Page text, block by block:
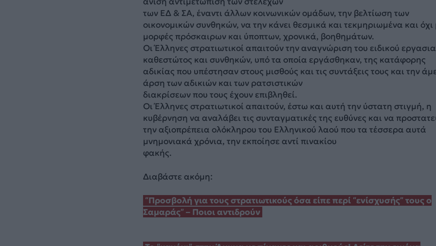
των ΕΔ & ΣΑ, έναντι άλλων κοινωνικών ομάδων, την βελτίωση των
οικονομικών συνθηκών, να την κάνει θεσμικά και τεκμηριωμένα και όχι
μορφές πρόσκαιρων και ύποπτων, χρονικά, βοηθημάτων.
Οι Έλληνες στρατιωτικοί απαιτούν την αναγνώριση του ειδικού
καθεστώτος και συνθηκών, υπό τα οποία εργάσθηκαν, της κατάφορης
αδικίας που υπέστησαν στους μισθούς και τις συντάξεις τους και την
άρση των αδικιών και των ρατσιστικών
διακρίσεων που τους έχουν επιβληθεί.
Οι Έλληνες στρατιωτικοί απαιτούν, έστω και αυτή την ύστατη στιγμή, η
κυβέρνηση να αναλάβει τις συνταγματικές της ευθύνες και να
την αξιοπρέπεια ολόκληρου του Ελληνικού λαού που τα τέσσερα αυτά
μνημονιακά χρόνια, την εκποίησε αντί πινακίου
φακής.
Διαβάστε ακόμη:
“Προσβολή για τους στρατιωτικούς όσα είπε περί “ενίσχυσής” τους ο
Σαμαράς” – Ποιοι αντιδρούν